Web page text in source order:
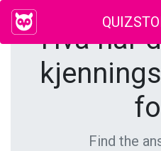
Hva har
Find the